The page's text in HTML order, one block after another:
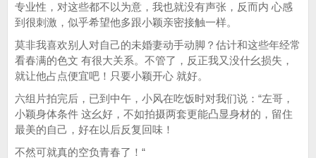
专业性，对这些都不以为意，我也就没有声张，反而内 心感
到很刺激，似乎希望他多跟小颖亲密接触一样。
莫非我喜欢别人对自己的未婚妻动手动脚？估计和这些年经常
看春满的色文 有很大关系。不管了，反正我又没什幺损失，
就让他占点便宜吧！只要小颖开心 就好。
六组片拍完后，已到中午，小风在吃饭时对我们说：“左哥，
小颖身体条件 这幺好，不如拍摄两套更能凸显身材的，留住
最美的自己，好在以后反复回味！
不然可就真的空负青春了！“